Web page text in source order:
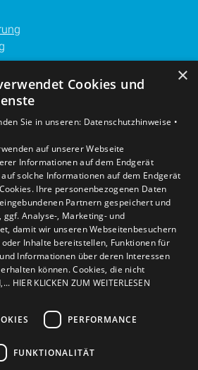
×
Cookies und
Sie in unseren: Datenschutzhinweise •
auf unserer Webseite
Informationen auf dem Endgerät
solche Informationen auf dem Endgerät
Ihre personenbezogenen Daten
Partnern gespeichert und
Analyse-, Marketing- und
damit wir unseren Webseitenbesuchern
Inhalte bereitstellen, Funktionen für
Informationen über deren Interessen
können. Cookies, die nicht
HIER KLICKEN ZUM WEITERLESEN
PERFORMANCE
FUNKTIONALITÄT